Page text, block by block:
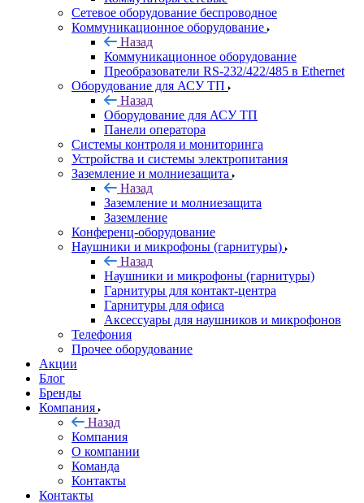
Сетевое оборудование беспроводное
Коммуникационное оборудование
Назад
Коммуникационное оборудование
Преобразователи RS-232/422/485 в Ethernet
Оборудование для АСУ ТП
Назад
Оборудование для АСУ ТП
Панели оператора
Системы контроля и мониторинга
Устройства и системы электропитания
Заземление и молниезащита
Назад
Заземление и молниезащита
Заземление
Конференц-оборудование
Наушники и микрофоны (гарнитуры)
Назад
Наушники и микрофоны (гарнитуры)
Гарнитуры для контакт-центра
Гарнитуры для офиса
Аксессуары для наушников и микрофонов
Телефония
Прочее оборудование
Акции
Блог
Бренды
Компания
Назад
Компания
О компании
Команда
Контакты
Контакты